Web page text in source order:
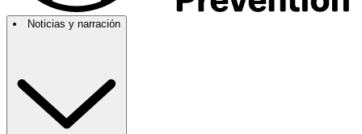
Noticias y narración